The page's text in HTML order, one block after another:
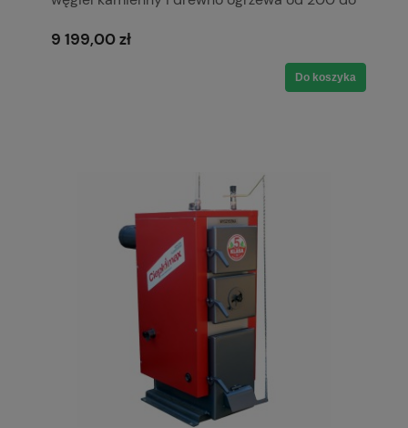
Pleszew Ciepłomax
9 199,00 zł
Do koszyka